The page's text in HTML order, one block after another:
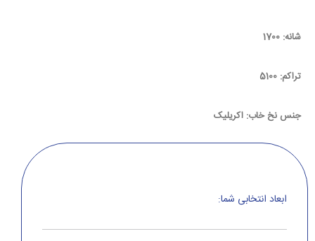
شانه: 1700
تراکم: 5100
جنس نخ خاب: اکریلیک
ابعاد انتخابی شما: